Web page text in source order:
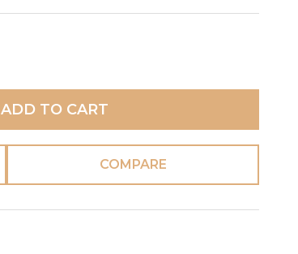
ADD TO CART
COMPARE